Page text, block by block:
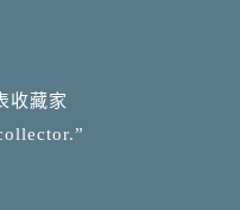
收藏家